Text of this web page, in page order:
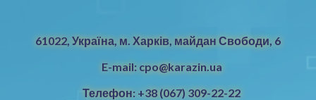
61022, Україна, м. Харків, майдан Свободи, 6
E-mail: cpo@karazin.ua
Телефон: +38 (067) 309-22-22